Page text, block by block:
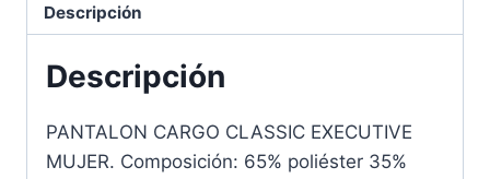
Descripción
Descripción
PANTALON CARGO CLASSIC EXECUTIVE
MUJER. Composición: 65% poliéster 35%